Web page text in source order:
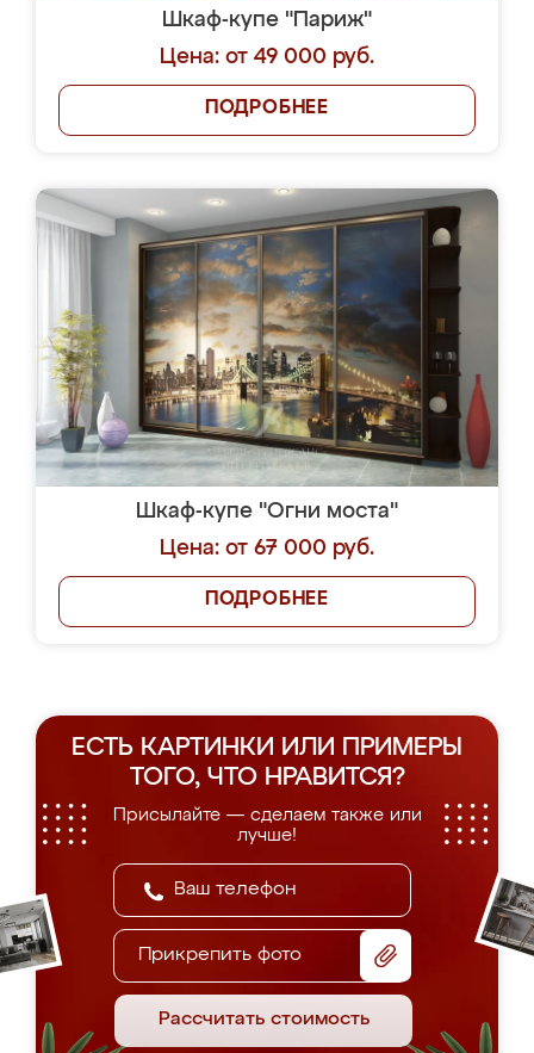
Шкаф-купе "Париж"
Цена: от 49 000 руб.
ПОДРОБНЕЕ
Шкаф-купе "Огни моста"
Цена: от 67 000 руб.
ПОДРОБНЕЕ
ЕСТЬ КАРТИНКИ ИЛИ ПРИМЕРЫ
ТОГО, ЧТО НРАВИТСЯ?
Присылайте — сделаем также или
лучше!
Прикрепить фото
Рассчитать стоимость